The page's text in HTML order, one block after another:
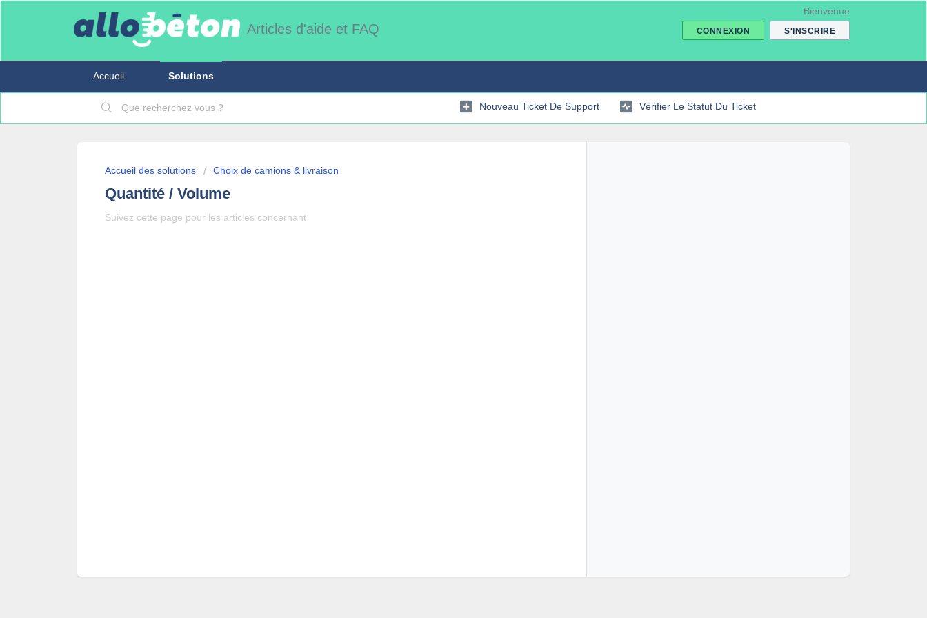
Articles d'aide et FAQ
Bienvenue
CONNEXION S'INSCRIRE
Accueil Solutions
Nouveau Ticket De Support Vérifier Le Statut Du Ticket
Accueil des solutions Choix de camions & livraison
Quantité / Volume
Suivez cette page pour les articles concernant